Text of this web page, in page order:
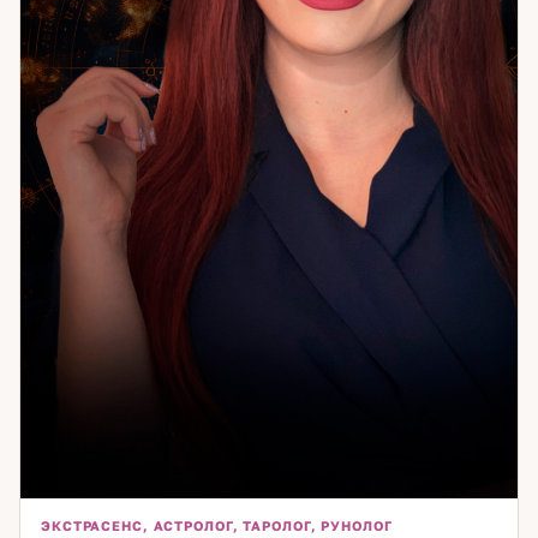
денежными потоками и состоянием внутреннего покоя.
Если вы чувствуете, что ходите по кругу — скорее всего,
мы ещё не добирались до настоящей причины. Давайте
доберёмся.
ЭКСТРАСЕНС, АСТРОЛОГ, ТАРОЛОГ, РУНОЛОГ